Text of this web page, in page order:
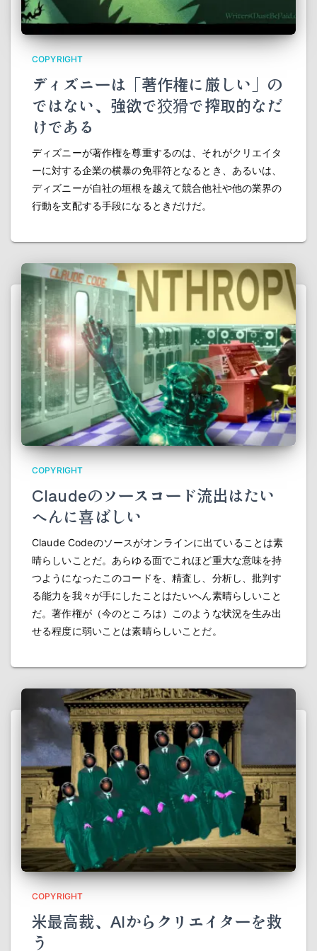
COPYRIGHT
ディズニーは「著作権に厳しい」の
ではない、強欲で狡猾で搾取的なだ
けである
ディズニーが著作権を尊重するのは、それがクリエイタ
ーに対する企業の横暴の免罪符となるとき、あるいは、
ディズニーが自社の垣根を越えて競合他社や他の業界の
行動を支配する手段になるときだけだ。
COPYRIGHT
Claudeのソースコード流出はたい
へんに喜ばしい
Claude Codeのソースがオンラインに出ていることは素
晴らしいことだ。あらゆる面でこれほど重大な意味を持
つようになったこのコードを、精査し、分析し、批判す
る能力を我々が手にしたことはたいへん素晴らしいこと
だ。著作権が（今のところは）このような状況を生み出
せる程度に弱いことは素晴らしいことだ。
COPYRIGHT
米最高裁、AIからクリエイターを救
う